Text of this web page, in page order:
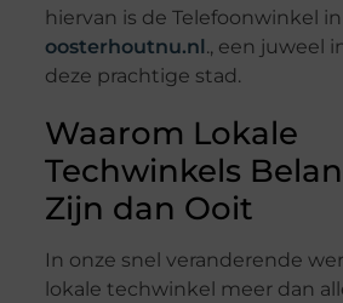
hiervan is de Telefoonwinkel
oosterhoutnu.nl., een juweel
deze prachtige stad.
Waarom Lokale
Techwinkels
Zijn dan Ooit
In onze snel veranderende
lokale techwinkel meer dan